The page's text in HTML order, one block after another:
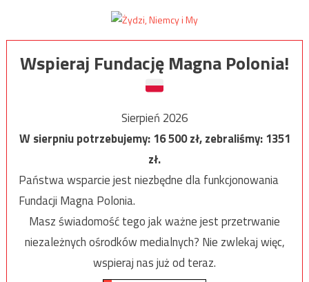
Wspieraj Fundację Magna Polonia!
Sierpień 2026
W sierpniu potrzebujemy:16 500zł, zebraliśmy:1351
zł.
Państwa wsparcie jest niezbędne dla funkcjonowania
Fundacji Magna Polonia.
Masz świadomość tego jak ważne jest przetrwanie
niezależnych ośrodków medialnych? Nie zwlekaj więc,
wspieraj nas już od teraz.